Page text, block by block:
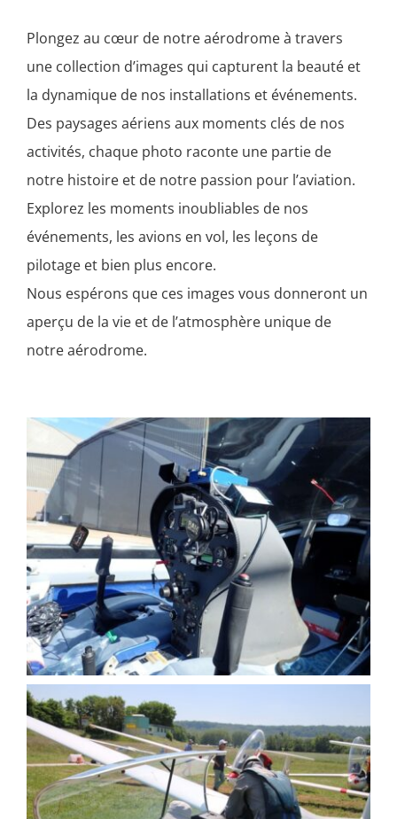
Plongez au cœur de notre aérodrome à travers
une collection d’images qui capturent la beauté et
la dynamique de nos installations et événements.
Des paysages aériens aux moments clés de nos
activités, chaque photo raconte une partie de
notre histoire et de notre passion pour l’aviation.
Explorez les moments inoubliables de nos
événements, les avions en vol, les leçons de
pilotage et bien plus encore.
Nous espérons que ces images vous donneront un
aperçu de la vie et de l’atmosphère unique de
notre aérodrome.